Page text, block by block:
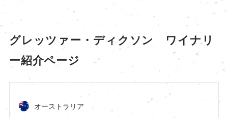
グレッツァー・ディクソン ワイナリ
ー紹介ページ
オーストラリア